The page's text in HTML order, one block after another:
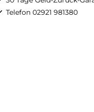
Telefon 02921 981380